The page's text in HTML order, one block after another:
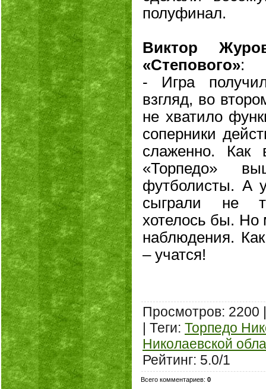
полуфинал.
Виктор
«Степового»:
- Игра
взгляд, во
не хватило
соперники
слаженно. Как
«Торпедо»
футболисты. А
сыграли не
хотелось бы. Но
наблюдения.
– учатся!
Просмотров: 2200
| Теги: Торпедо
Николаевской
Рейтинг: 5.0/1
Всего комментариев: 0